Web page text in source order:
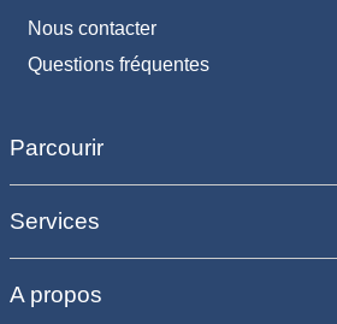
Nous contacter
Questions fréquentes
Parcourir
Services
A propos